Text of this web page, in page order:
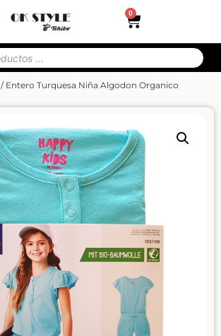
0
/ Entero Turquesa Niña Algodon Organico